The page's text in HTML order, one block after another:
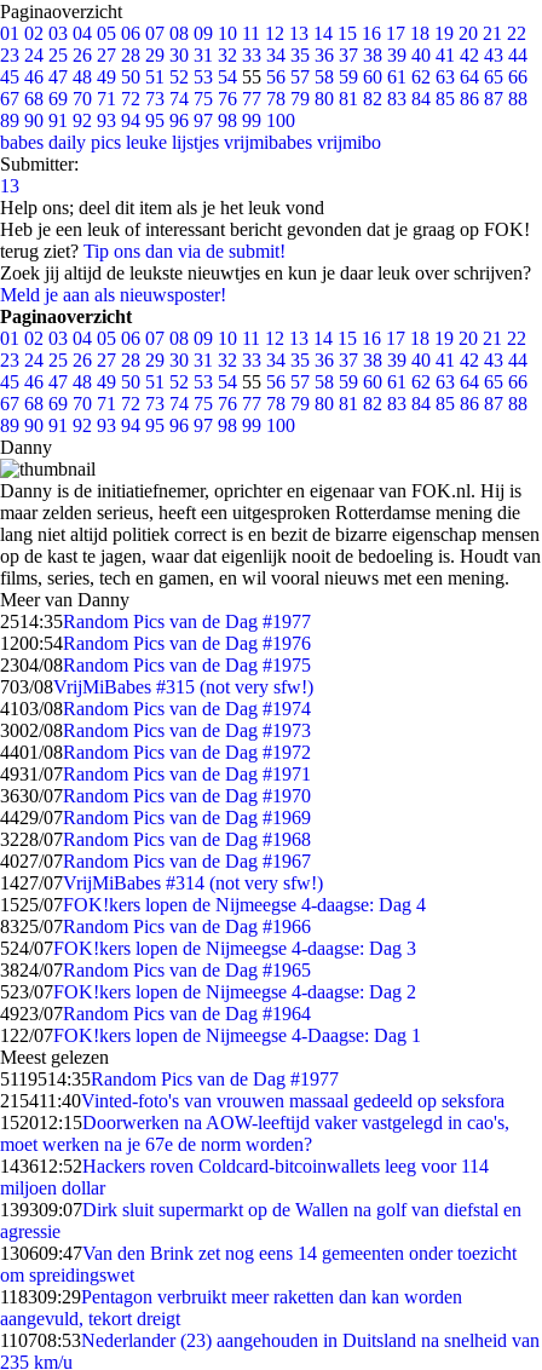
Paginaoverzicht
01 02 03 04 05 06 07 08 09 10 11 12 13 14 15 16 17 18 19 20 21 22
23 24 25 26 27 28 29 30 31 32 33 34 35 36 37 38 39 40 41 42 43 44
45 46 47 48 49 50 51 52 53 54 55 56 57 58 59 60 61 62 63 64 65 66
67 68 69 70 71 72 73 74 75 76 77 78 79 80 81 82 83 84 85 86 87 88
89 90 91 92 93 94 95 96 97 98 99 100
babes daily pics leuke lijstjes vrijmibabes vrijmibo
Submitter:
13
Help ons; deel dit item als je het leuk vond
Heb je een leuk of interessant bericht gevonden dat je graag op FOK!
terug ziet? Tip ons dan via de submit!
Zoek jij altijd de leukste nieuwtjes en kun je daar leuk over schrijven?
Meld je aan als nieuwsposter!
Paginaoverzicht
01 02 03 04 05 06 07 08 09 10 11 12 13 14 15 16 17 18 19 20 21 22
23 24 25 26 27 28 29 30 31 32 33 34 35 36 37 38 39 40 41 42 43 44
45 46 47 48 49 50 51 52 53 54 55 56 57 58 59 60 61 62 63 64 65 66
67 68 69 70 71 72 73 74 75 76 77 78 79 80 81 82 83 84 85 86 87 88
89 90 91 92 93 94 95 96 97 98 99 100
Danny
Danny is de initiatiefnemer, oprichter en eigenaar van FOK.nl. Hij is
maar zelden serieus, heeft een uitgesproken Rotterdamse mening die
lang niet altijd politiek correct is en bezit de bizarre eigenschap mensen
op de kast te jagen, waar dat eigenlijk nooit de bedoeling is. Houdt van
films, series, tech en gamen, en wil vooral nieuws met een mening.
Meer van Danny
2514:35Random Pics van de Dag #1977
1200:54Random Pics van de Dag #1976
2304/08Random Pics van de Dag #1975
703/08VrijMiBabes #315 (not very sfw!)
4103/08Random Pics van de Dag #1974
3002/08Random Pics van de Dag #1973
4401/08Random Pics van de Dag #1972
4931/07Random Pics van de Dag #1971
3630/07Random Pics van de Dag #1970
4429/07Random Pics van de Dag #1969
3228/07Random Pics van de Dag #1968
4027/07Random Pics van de Dag #1967
1427/07VrijMiBabes #314 (not very sfw!)
1525/07FOK!kers lopen de Nijmeegse 4-daagse: Dag 4
8325/07Random Pics van de Dag #1966
524/07FOK!kers lopen de Nijmeegse 4-daagse: Dag 3
3824/07Random Pics van de Dag #1965
523/07FOK!kers lopen de Nijmeegse 4-daagse: Dag 2
4923/07Random Pics van de Dag #1964
1 22/07FOK!kers lopen de Nijmeegse 4-Daagse: Dag 1
Meest gelezen
5119514:35Random Pics van de Dag #1977
215411:40Vinted-foto's van vrouwen massaal gedeeld op seksfora
152012:15Doorwerken na AOW-leeftijd vaker vastgelegd in cao's,
moet werken na je 67e de norm worden?
143612:52Hackers roven Coldcard-bitcoinwallets leeg voor 114
miljoen dollar
139309:07Dirk sluit supermarkt op de Wallen na golf van diefstal en
agressie
130609:47Van den Brink zet nog eens 14 gemeenten onder toezicht
om spreidingswet
118309:29Pentagon verbruikt meer raketten dan kan worden
aangevuld, tekort dreigt
110708:53Nederlander (23) aangehouden in Duitsland na snelheid van
235 km/u